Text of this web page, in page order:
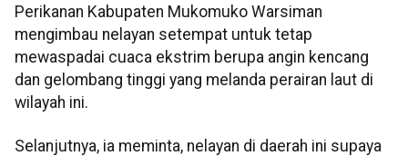
Perikanan Kabupaten Mukomuko Warsiman
mengimbau nelayan setempat untuk tetap
mewaspadai cuaca ekstrim berupa angin kencang
dan gelombang tinggi yang melanda perairan laut di
wilayah ini.
Selanjutnya, ia meminta, nelayan di daerah ini supaya